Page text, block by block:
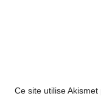
Ce site utilise